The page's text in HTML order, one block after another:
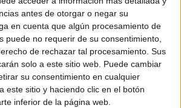
antes de otorgar o negar su
en cuenta que algún procesamiento de
puede no requerir de su consentimiento,
de rechazar tal procesamiento. Sus
solo a este sitio web. Puede cambiar
su consentimiento en cualquier
este sitio y haciendo clic en el botón
inferior de la página web.
trabajando con algún tipo de